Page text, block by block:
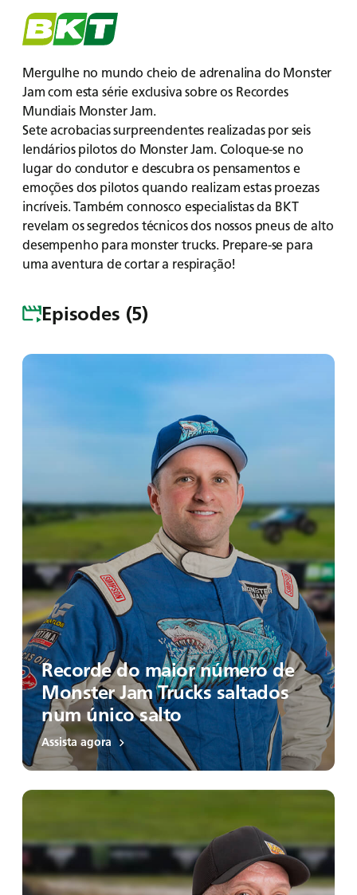
Mergulhe no mundo cheio de adrenalina do Monster
Jam com esta série exclusiva sobre os Recordes
Mundiais Monster Jam.
Sete acrobacias surpreendentes realizadas por seis
lendários pilotos do Monster Jam. Coloque-se no
lugar do condutor e descubra os pensamentos e
emoções dos pilotos quando realizam estas proezas
incríveis. Também connosco especialistas da BKT
revelam os segredos técnicos dos nossos pneus de alto
desempenho para monster trucks. Prepare-se para
uma aventura de cortar a respiração!
Episodes (5)
Recorde do maior número de
Monster Jam Trucks saltados
num único salto
Assista agora